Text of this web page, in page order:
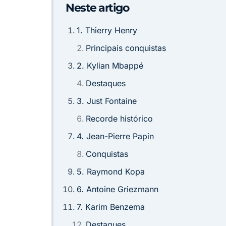
Neste artigo
1. Thierry Henry
Principais conquistas
2. Kylian Mbappé
Destaques
3. Just Fontaine
Recorde histórico
4. Jean-Pierre Papin
Conquistas
5. Raymond Kopa
6. Antoine Griezmann
7. Karim Benzema